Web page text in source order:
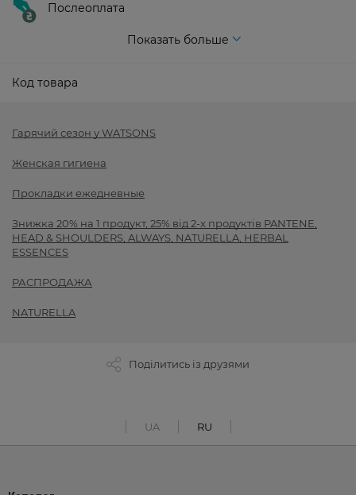
Послеоплата
Показать больше
Код товара
Гарячий сезон у WATSONS
Женская гигиена
Прокладки ежедневные
Знижка 20% на 1 продукт, 25% від 2-х продуктів PANTENE,
HEAD & SHOULDERS, ALWAYS, NATURELLA, HERBAL
ESSENCES
РАСПРОДАЖА
NATURELLA
Поділитись із друзями
UA RU